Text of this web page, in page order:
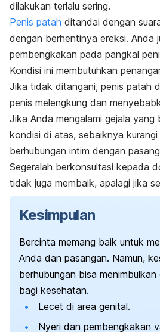
dilakukan terlalu sering.
Penis patah ditandai dengan
dengan berhentinya ereksi. Anda
pembengkakan pada pangkal
Kondisi ini membutuhkan
Jika tidak ditangani, penis patah
penis melengkung dan
Jika Anda mengalami gejala yang
kondisi di atas, sebaiknya kurangi
berhubungan intim dengan
Segeralah berkonsultasi kepada
tidak juga membaik, apalagi jika
Kesimpulan
Bercinta memang baik untuk
Anda dan pasangan. Namun,
berhubungan bisa
bagi kesehatan.
Lecet di area genital.
Nyeri dan pembengkakan